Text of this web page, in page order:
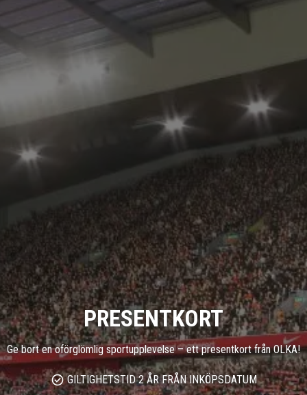
PRESENTKORT
Ge bort en oförglömlig sportupplevelse – ett presentkort från OLKA!
GILTIGHETSTID 2 ÅR FRÅN INKÖPSDATUM